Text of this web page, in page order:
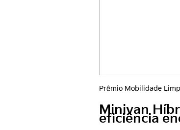
Prêmio Mobilidade
Minivan
eficiência